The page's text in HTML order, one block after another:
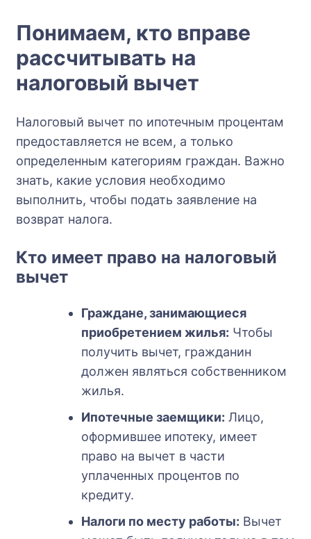
Понимаем, кто вправе
рассчитывать на
налоговый вычет
Налоговый вычет по ипотечным процентам
предоставляется не всем, а только
определенным категориям граждан. Важно
знать, какие условия необходимо
выполнить, чтобы подать заявление на
возврат налога.
Кто имеет право на налоговый
вычет
Граждане, занимающиеся
приобретением жилья: Чтобы
получить вычет, гражданин
должен являться собственником
жилья.
Ипотечные заемщики: Лицо,
оформившее ипотеку, имеет
право на вычет в части
уплаченных процентов по
кредиту.
Налоги по месту работы: Вычет